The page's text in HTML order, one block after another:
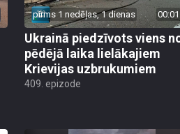
pirms 1 nedēļas, 1 dienas
Ukrainā piedzīvots viens
pēdējā laika lielākajiem
Krievijas uzbrukumiem
409. epizode